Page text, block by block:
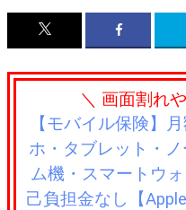
＼ 画面割れ
【モバイル保険】
ホ・タブレット・
ム機・スマートウ
己負担金なし【